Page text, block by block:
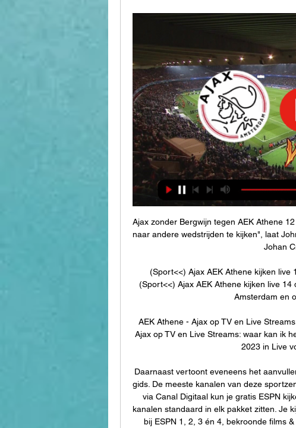
Ajax zonder Bergwijn tegen AEK Athene
naar andere wedstrijden te kijken", laat
Johan
(Sport<<) Ajax AEK Athene kijken
(Sport<<) Ajax AEK Athene kijken live
Amsterdam en
AEK Athene - Ajax op TV en Live
Ajax op TV en Live Streams: waar kan ik
2023 in Live
Daarnaast vertoont eveneens het
gids. De meeste kanalen van deze
via Canal Digitaal kun je gratis ESPN
kanalen standaard in elk pakket zitten. Je
bij ESPN 1, 2, 3 én 4, bekroonde films